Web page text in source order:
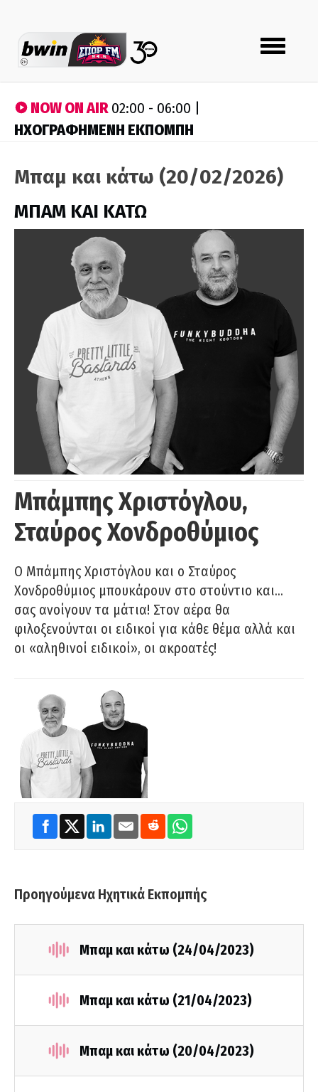
Toggle
navigation
NOW ON AIR02:00 - 06:00 |
ΗΧΟΓΡΑΦΗΜΕΝΗ ΕΚΠΟΜΠΗ
Μπαμ και κάτω (20/02/2026)
ΜΠΑΜ ΚΑΙ ΚΑΤΩ
Μπάμπης Χριστόγλου,
Σταύρος Χονδροθύμιος
O Μπάμπης Χριστόγλου και ο Σταύρος
Χονδροθύμιος μπουκάρουν στο στούντιο και…
σας ανοίγουν τα μάτια! Στον αέρα θα
φιλοξενούνται οι ειδικοί για κάθε θέμα αλλά και
οι «αληθινοί ειδικοί», οι ακροατές!
Προηγούμενα Ηχητικά Εκπομπής
Μπαμ και κάτω (24/04/2023)
Μπαμ και κάτω (21/04/2023)
Μπαμ και κάτω (20/04/2023)